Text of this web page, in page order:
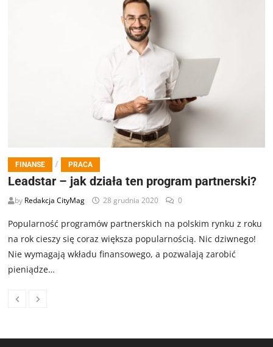
FINANSE / PRACA
Leadstar – jak działa ten program partnerski?
by Redakcja CityMag 28 grudnia 2020 0
Popularność programów partnerskich na polskim rynku z roku
na rok cieszy się coraz większa popularnością. Nic dziwnego!
Nie wymagają wkładu finansowego, a pozwalają zarobić
pieniądze…